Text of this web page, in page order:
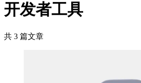
开发者工具
共 3 篇文章